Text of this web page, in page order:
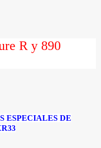
R y 890
ESPECIALES DE